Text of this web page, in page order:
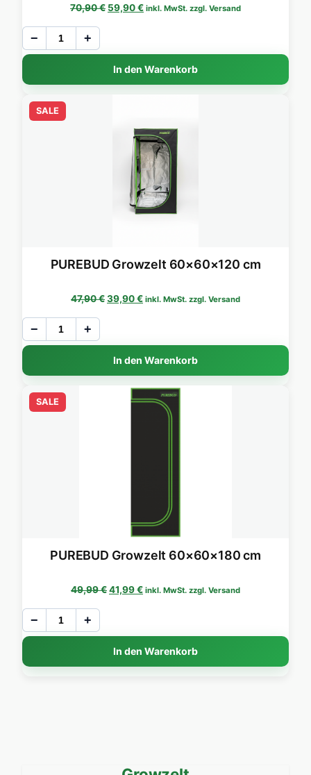
70,90€ Ursprünglicher Preis war: 70,90 €
59,90€Aktueller Preis ist: 59,90 €.
inkl. MwSt. zzgl. Versand
− +
In den Warenkorb
SALE
PUREBUD Growzelt 60×60×120 cm
47,90€Ursprünglicher Preis war: 47,90 €
39,90€Aktueller Preis ist: 39,90 €.
inkl. MwSt. zzgl. Versand
− +
In den Warenkorb
SALE
PUREBUD Growzelt 60×60×180 cm
49,99€Ursprünglicher Preis war: 49,99 €
41,99€Aktueller Preis ist: 41,99 €.
inkl. MwSt. zzgl. Versand
− +
In den Warenkorb